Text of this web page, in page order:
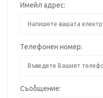
Имейл адрес:
Телефонен номер:
Съобщение: